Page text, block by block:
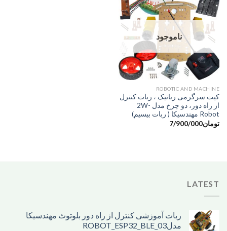
ناموجود
ROBOTIC AND MACHINE
کیت سرگرمی رباتیک ، ربات کنترل
از راه دور، دو چرخ مدل 2W-
Robot مهندسیکا ( ربات بیسیم)
تومان7/900/000
LATEST
ربات آموزشی کنترل از راه دور بلوتوث مهندسیکا
مدل03_ROBOT_ESP32_BLE